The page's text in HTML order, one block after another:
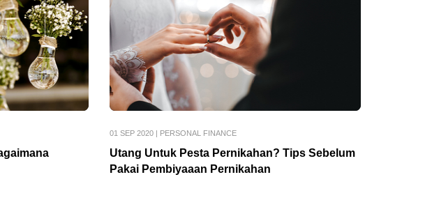
01 SEP 2020 | PERSONAL FINANCE
Utang Untuk Pesta Pernikahan? Tips Sebelum
Pakai Pembiyaaan Pernikahan